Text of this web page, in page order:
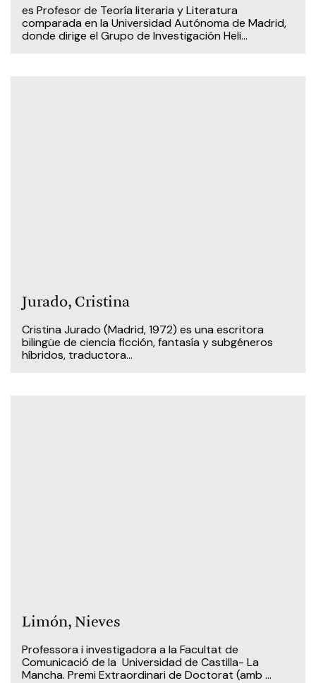
es Profesor de Teoría literaria y Literatura
comparada en la Universidad Autónoma de Madrid,
donde dirige el Grupo de Investigación Heli...
Jurado, ​Cristina
Cristina Jurado (Madrid, 1972) es una escritora
bilingüe de ciencia ficción, fantasía y subgéneros
híbridos, traductora...
Limón, Nieves
Professora i investigadora a la Facultat de
Comunicació de la Universidad de Castilla- La
Mancha. Premi Extraordinari de Doctorat (amb ...